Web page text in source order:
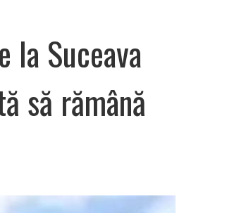
la Suceava
să rămână